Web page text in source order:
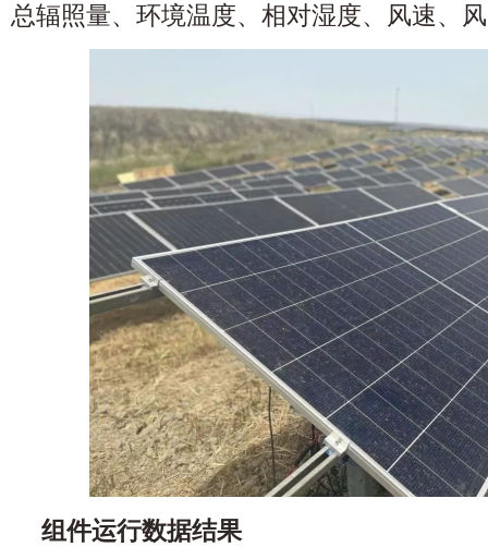
总辐照量、环境温度、相对湿度、风速、
组件运行数据结果